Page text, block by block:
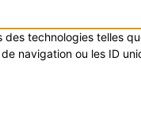
des technologies telles
navigation ou les ID